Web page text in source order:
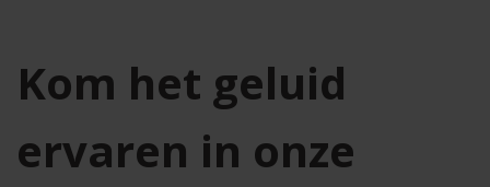
Kom het geluid
ervaren in onze